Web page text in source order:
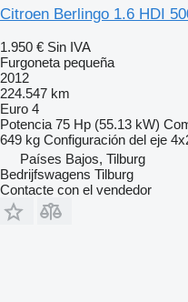
Citroen Berlingo 1.6 HDI
1.950 € Sin IVA
Furgoneta pequeña
2012
224.547 km
Euro 4
Potencia 75 Hp (55.13 kW)
649 kg Configuración del eje
Países Bajos, Tilburg
Bedrijfswagens Tilburg
Contacte con el vendedor